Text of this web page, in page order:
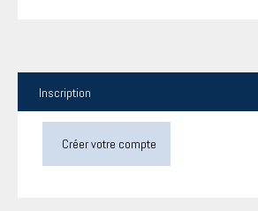
Inscription
Créer votre compte